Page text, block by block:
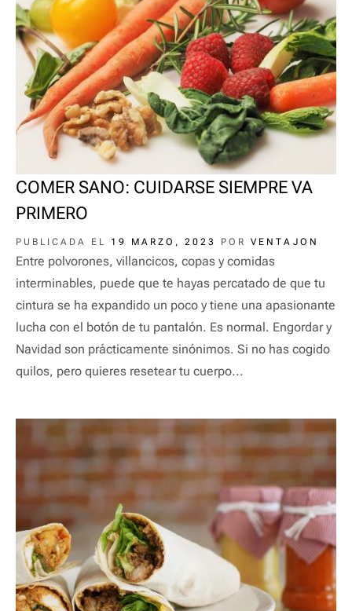
COMER SANO: CUIDARSE SIEMPRE VA
PRIMERO
PUBLICADA EL 19 MARZO, 2023 POR VENTAJON
Entre polvorones, villancicos, copas y comidas
interminables, puede que te hayas percatado de que tu
cintura se ha expandido un poco y tiene una apasionante
lucha con el botón de tu pantalón. Es normal. Engordar y
Navidad son prácticamente sinónimos. Si no has cogido
quilos, pero quieres resetear tu cuerpo...